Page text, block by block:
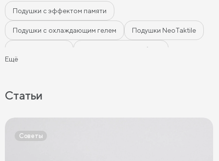
Подушки с эффектом памяти
Подушки с охлаждающим гелем Подушки NeoTaktile
Подушки из экофайбера
Ещё
Статьи
Советы